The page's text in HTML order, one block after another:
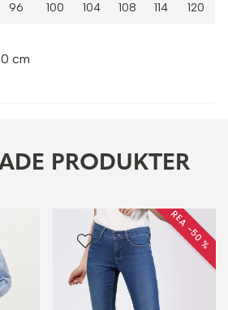
96 100 104 108 114 120
cm
PRODUKTER
REA −50 %